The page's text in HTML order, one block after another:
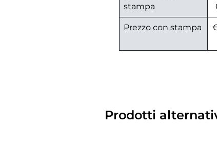
stampa
Prezzo con stampa
Prodotti